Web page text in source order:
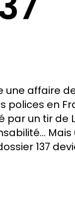
une affaire
polices en
un tir de
137